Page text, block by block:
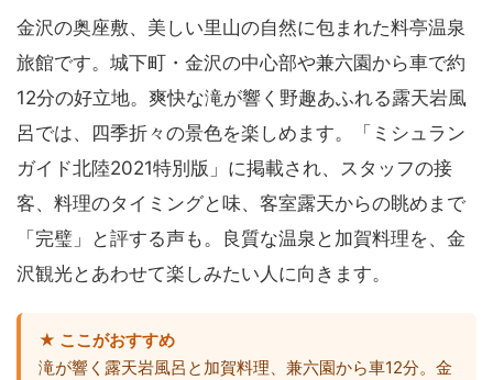
金沢の奥座敷、美しい里山の自然に包まれた料亭温泉
旅館です。城下町・金沢の中心部や兼六園から車で約
12分の好立地。爽快な滝が響く野趣あふれる露天岩風
呂では、四季折々の景色を楽しめます。「ミシュラン
ガイド北陸2021特別版」に掲載され、スタッフの接
客、料理のタイミングと味、客室露天からの眺めまで
「完璧」と評する声も。良質な温泉と加賀料理を、金
沢観光とあわせて楽しみたい人に向きます。
★ ここがおすすめ
滝が響く露天岩風呂と加賀料理、兼六園から車12分。金